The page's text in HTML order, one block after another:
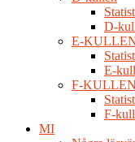
D-
E-
E-
F-KULLEN
F-
MI